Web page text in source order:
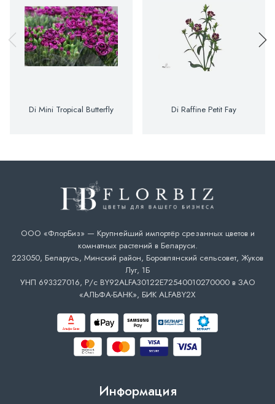
Di Mini Tropical Butterfly Di Raffine Petit Fay
ООО «ФлорБиз» — Крупнейший импортёр срезанных цветов и
комнатных растений в Беларуси.
223050, Беларусь, Минский район, Боровлянский сельсовет, Жуков
Луг, 1Б
УНП 693327016, Р/с BY92ALFA30122E72540010270000 в ЗАО
«АЛЬФА-БАНК», БИК ALFABY2X
Информация